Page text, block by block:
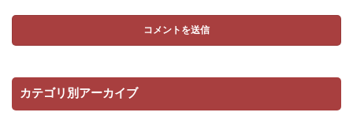
カテゴリ別アーカイブ